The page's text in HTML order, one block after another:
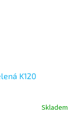
K120
Skladem